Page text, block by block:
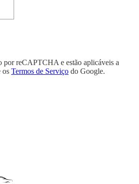
por reCAPTCHA e estão aplicáveis a
os Termos de Serviço do Google.